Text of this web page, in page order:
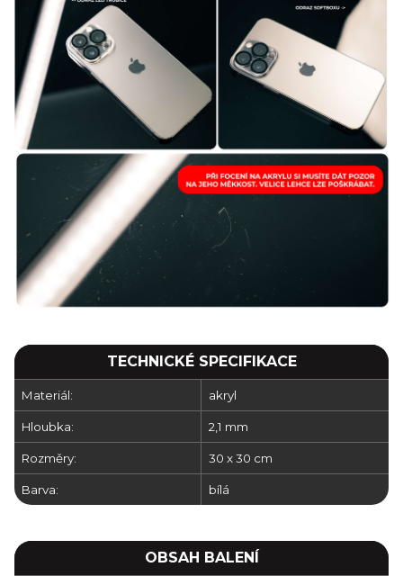
TECHNICKÉ SPECIFIKACE
Materiál: akryl
Hloubka: 2,1 mm
Rozměry: 30 x 30 cm
Barva: bílá
OBSAH BALENÍ